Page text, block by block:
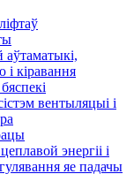
і кіравання
вентыляцыі і
энергіі і
яе падачы